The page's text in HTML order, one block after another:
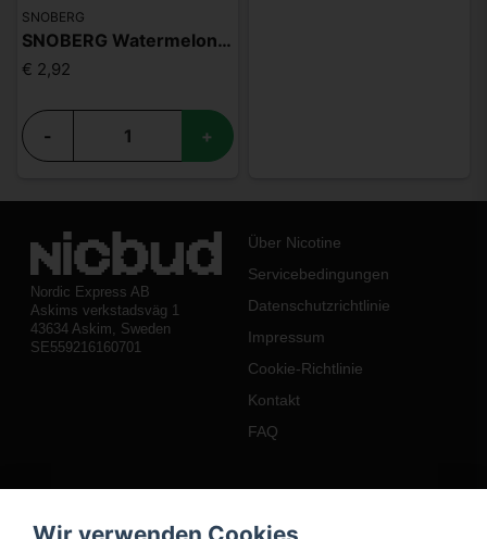
SNOBERG
SNOBERG Watermelon Ice 20mg
€ 2,92
- +
Nordic Express AB
Askims verkstadsväg 1
43634 Askim, Sweden
SE559216160701
Über Nicotine
Servicebedingungen
Datenschutzrichtlinie
Impressum
Cookie-Richtlinie
Kontakt
FAQ
Mein Konto